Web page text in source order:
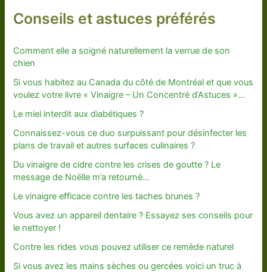
Conseils et astuces préférés
Comment elle a soigné naturellement la verrue de son
chien
Si vous habitez au Canada du côté de Montréal et que vous
voulez votre livre « Vinaigre – Un Concentré d’Astuces »…
Le miel interdit aux diabétiques ?
Connaissez-vous ce duo surpuissant pour désinfecter les
plans de travail et autres surfaces culinaires ?
Du vinaigre de cidre contre les crises de goutte ? Le
message de Noëlle m’a retourné…
Le vinaigre efficace contre les taches brunes ?
Vous avez un appareil dentaire ? Essayez ses conseils pour
le nettoyer !
Contre les rides vous pouvez utiliser ce remède naturel
Si vous avez les mains sèches ou gercées voici un truc à